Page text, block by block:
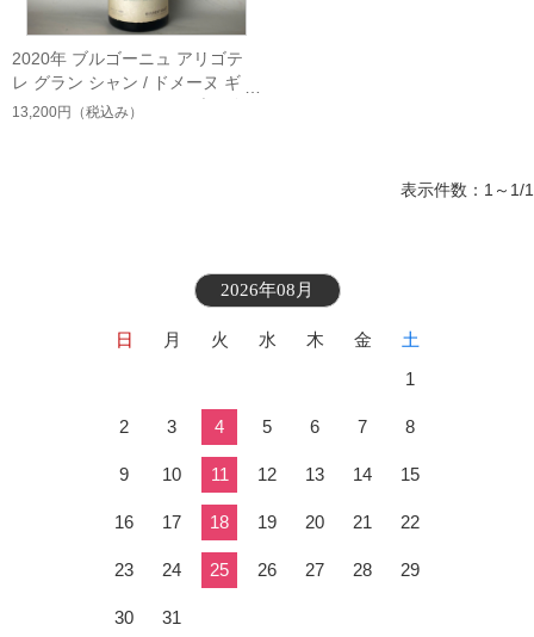
2020年 ブルゴーニュ アリゴテ
レ グラン シャン / ドメーヌ ギル
ベール ジレ（フランス ブルゴー
13,200円 （税込み）
表示件数：1～1/1
2026年08月
日 月 火 水 木 金
土
1
2 3 4 5 6 7 8
9 10 11 12 13 14 15
16 17 18 19 20 21 22
23 24 25 26 27 28 29
30 31